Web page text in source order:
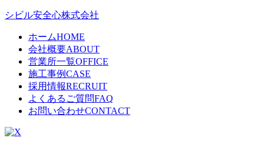
シビル安全心株式会社
ホームHOME
会社概要ABOUT
営業所一覧OFFICE
施工事例CASE
採用情報RECRUIT
よくあるご質問FAQ
お問い合わせCONTACT